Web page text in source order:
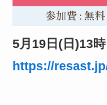
5月19日(日)13
https://